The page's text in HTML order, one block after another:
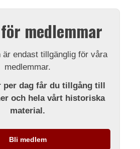
medlemmar
är endast tillgänglig för våra
medlemmar.
per dag får du tillgång till
och hela vårt historiska
material.
Bli medlem